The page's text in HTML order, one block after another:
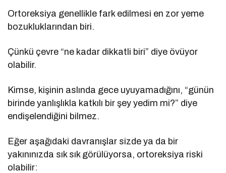
Ortoreksiya genellikle fark edilmesi en zor yeme
bozukluklarından biri.
Çünkü çevre “ne kadar dikkatli biri” diye övüyor
olabilir.
Kimse, kişinin aslında gece uyuyamadığını, “günün
birinde yanlışlıkla katkılı bir şey yedim mi?” diye
endişelendiğini bilmez.
Eğer aşağıdaki davranışlar sizde ya da bir
yakınınızda sık sık görülüyorsa, ortoreksiya riski
olabilir: